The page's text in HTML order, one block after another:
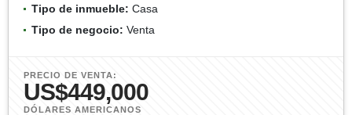
Tipo de inmueble: Casa
Tipo de negocio: Venta
PRECIO DE VENTA:
US$449,000
DÓLARES AMERICANOS